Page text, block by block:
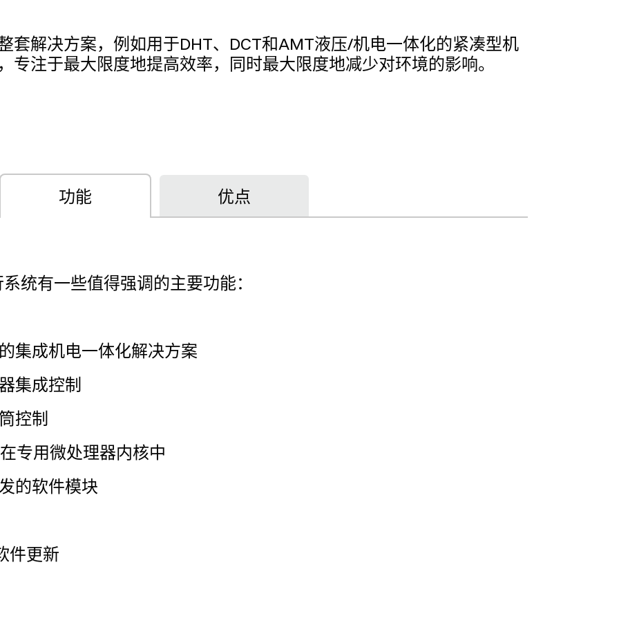
套解决方案，例如用于DHT、DCT和AMT液压/机电一体化的紧凑型机
专注于最大限度地提高效率，同时最大限度地减少对环境的影响。
功能 优点
统有一些值得强调的主要功能：
集成机电一体化解决方案
集成控制
控制
专用微处理器内核中
的软件模块
件更新